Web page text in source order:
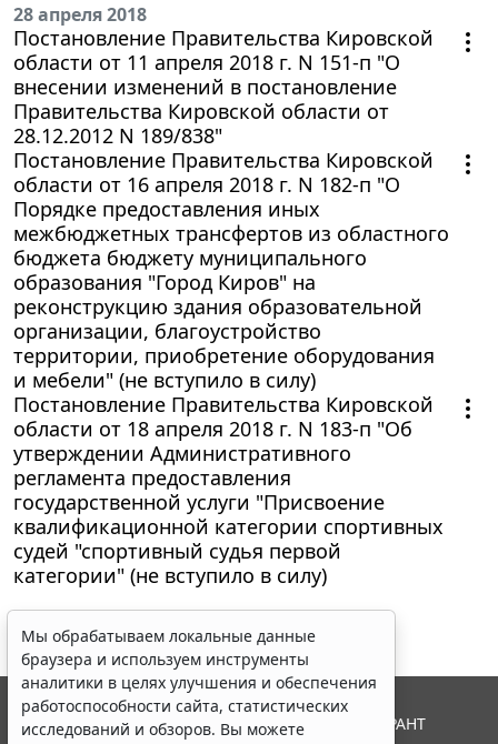
28 апреля 2018
Постановление Правительства Кировской
области от 11 апреля 2018 г. N 151-п "О
внесении изменений в постановление
Правительства Кировской области от
28.12.2012 N 189/838"
Постановление Правительства Кировской
области от 16 апреля 2018 г. N 182-п "О
Порядке предоставления иных
межбюджетных трансфертов из областного
бюджета бюджету муниципального
образования "Город Киров" на
реконструкцию здания образовательной
организации, благоустройство
территории, приобретение оборудования
и мебели" (не вступило в силу)
Постановление Правительства Кировской
области от 18 апреля 2018 г. N 183-п "Об
утверждении Административного
регламента предоставления
государственной услуги "Присвоение
квалификационной категории спортивных
судей "спортивный судья первой
категории" (не вступило в силу)
Мы обрабатываем локальные данные
браузера и используем инструменты
аналитики в целях улучшения и обеспечения
работоспособности сайта, статистических
исследований и обзоров. Вы можете
© ООО "НПП "ГАРАНТ-СЕРВИС", 2026. Система ГАРАНТ